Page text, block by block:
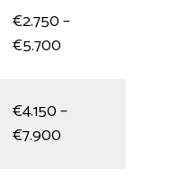
€2.750 –
€5.700
€4.150 –
€7.900